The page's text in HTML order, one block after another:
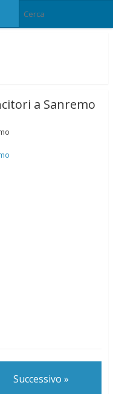
a Sanremo
Successivo »